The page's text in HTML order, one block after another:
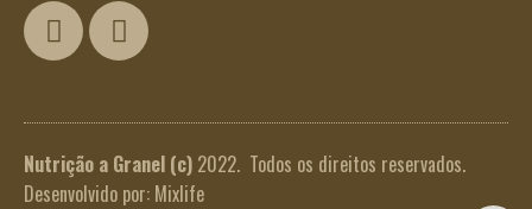
Nutrição a Granel (c) 2022. Todos os direitos reservados.
Desenvolvido por: Mixlife